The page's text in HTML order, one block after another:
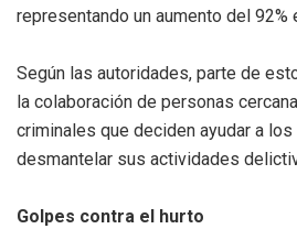
representando un aumento del 92%
Según las autoridades, parte de
la colaboración de personas
criminales que deciden ayudar a
desmantelar sus actividades
Golpes contra el hurto